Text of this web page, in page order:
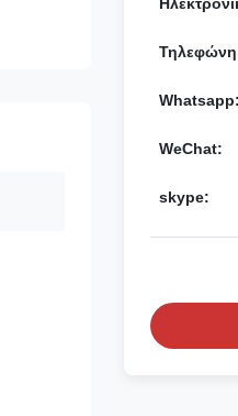
WeChat:
skype: